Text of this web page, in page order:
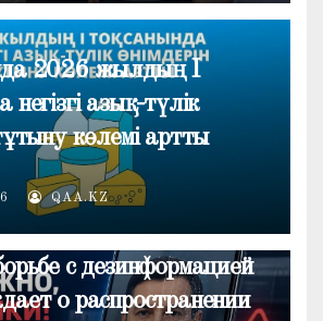
2026 жылдың I
негізгі азық-түлік
көлемі артты
QAA.KZ
с дезинформацией
о распространении